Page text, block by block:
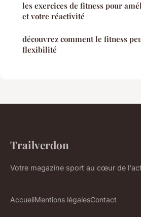
les exercices de fitness pour
et votre réactivité
découvrez comment le fitness
flexibilité
Trailverdon
Votre magazine sport au cœur de
AccueilMentions légalesContact